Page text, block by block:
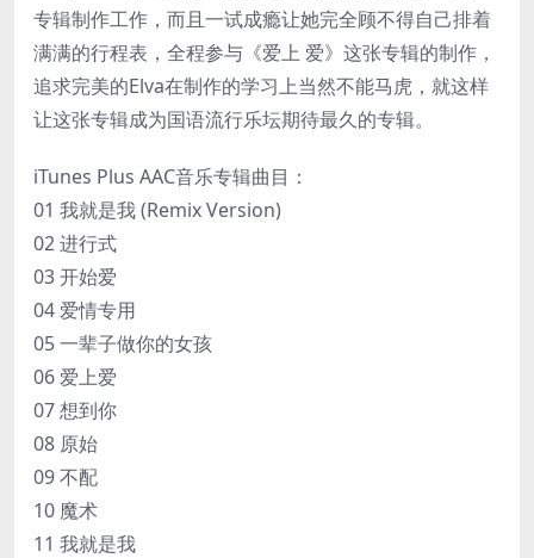
专辑制作工作，而且一试成瘾让她完全顾不得自己排着
满满的行程表，全程参与《爱上 爱》这张专辑的制作，
追求完美的Elva在制作的学习上当然不能马虎，就这样
让这张专辑成为国语流行乐坛期待最久的专辑。
iTunes Plus AAC音乐专辑曲目：
01 我就是我 (Remix Version)
02 进行式
03 开始爱
04 爱情专用
05 一辈子做你的女孩
06 爱上爱
07 想到你
08 原始
09 不配
10 魔术
11 我就是我